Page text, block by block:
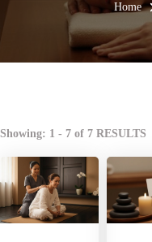
Home
Showing: 1 - 7 of 7 RESULTS